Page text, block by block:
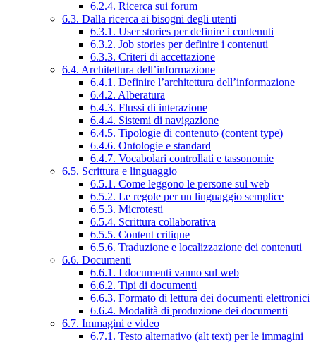
6.2.4. Ricerca sui forum
6.3. Dalla ricerca ai bisogni degli utenti
6.3.1. User stories per definire i contenuti
6.3.2. Job stories per definire i contenuti
6.3.3. Criteri di accettazione
6.4. Architettura dell’informazione
6.4.1. Definire l’architettura dell’informazione
6.4.2. Alberatura
6.4.3. Flussi di interazione
6.4.4. Sistemi di navigazione
6.4.5. Tipologie di contenuto (content type)
6.4.6. Ontologie e standard
6.4.7. Vocabolari controllati e tassonomie
6.5. Scrittura e linguaggio
6.5.1. Come leggono le persone sul web
6.5.2. Le regole per un linguaggio semplice
6.5.3. Microtesti
6.5.4. Scrittura collaborativa
6.5.5. Content critique
6.5.6. Traduzione e localizzazione dei contenuti
6.6. Documenti
6.6.1. I documenti vanno sul web
6.6.2. Tipi di documenti
6.6.3. Formato di lettura dei documenti elettronici
6.6.4. Modalità di produzione dei documenti
6.7. Immagini e video
6.7.1. Testo alternativo (alt text) per le immagini